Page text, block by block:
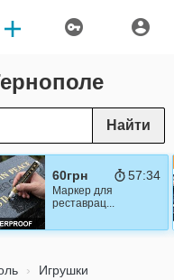
Найти
60грн 57:32
Маркер для
реставрац...
Игрушки